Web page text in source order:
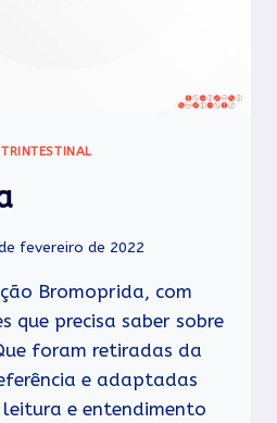
fevereiro de 2022
Bromoprida, com
que precisa saber sobre
foram retiradas da
e adaptadas
e entendimento